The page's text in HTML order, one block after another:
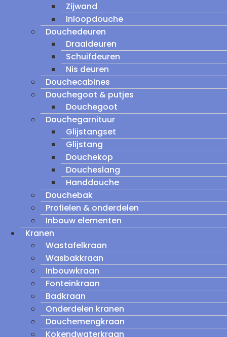
Zijwand
Inloopdouche
Douchedeuren
Draaideuren
Schuifdeuren
Nis deuren
Douchecabines
Douchegoot & putjes
Douchegoot
Douchegarnituur
Glijstangset
Glijstang
Douchekop
Doucheslang
Handdouche
Douchebak
Profielen & onderdelen
Inbouw elementen
Kranen
Wastafelkraan
Wasbakkraan
Inbouwkraan
Fonteinkraan
Badkraan
Onderdelen kranen
Douchemengkraan
Kokendwaterkraan